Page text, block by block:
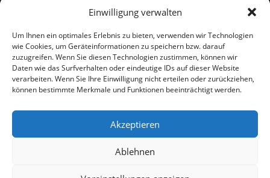
Einwilligung verwalten
Um Ihnen ein optimales Erlebnis zu bieten, verwenden wir Technologien
wie Cookies, um Geräteinformationen zu speichern bzw. darauf
zuzugreifen. Wenn Sie diesen Technologien zustimmen, können wir
Daten wie das Surfverhalten oder eindeutige IDs auf dieser Website
verarbeiten. Wenn Sie Ihre Einwilligung nicht erteilen oder zurückziehen,
können bestimmte Merkmale und Funktionen beeinträchtigt werden.
Akzeptieren
Ablehnen
Versand
Zahlung
Baumann Modellspielwaren
Telefon (0 91 61) 33 84